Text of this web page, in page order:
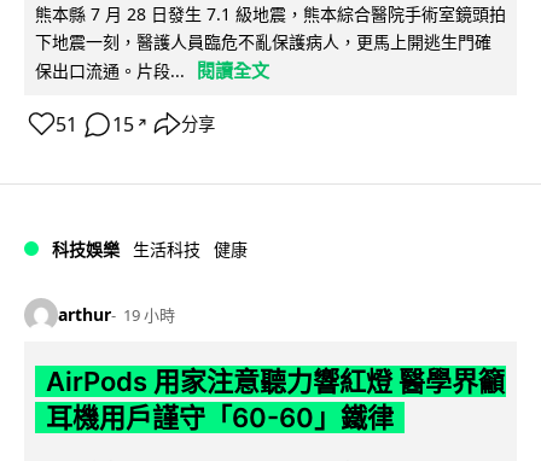
熊本縣 7 月 28 日發生 7.1 級地震，熊本綜合醫院手術室鏡頭拍
下地震一刻，醫護人員臨危不亂保護病人，更馬上開逃生門確
保出口流通。片段...
閱讀全文
51 15 ↗ 分享
科技娛樂 生活科技 健康
arthur 19 小時
AirPods 用家注意聽力響紅燈 醫學界籲
耳機用戶謹守「60-60」鐵律